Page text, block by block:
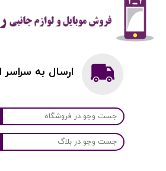
خروج از حساب کاربری
ارسال به سراسر